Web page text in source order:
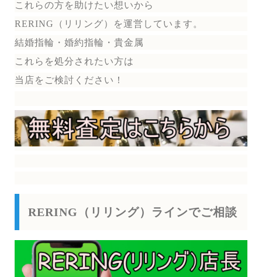
これらの方を助けたい想いから
RERING（リリング）を運営しています。
結婚指輪・婚約指輪・貴金属
これらを処分されたい方は
当店をご検討ください！
RERING（リリング）ラインでご相談